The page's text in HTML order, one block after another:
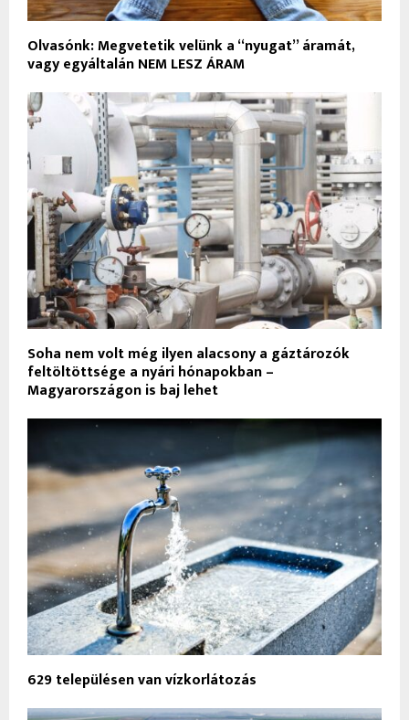
Olvasónk: Megvetetik velünk a “nyugat” áramát,
vagy egyáltalán NEM LESZ ÁRAM
Soha nem volt még ilyen alacsony a gáztározók
feltöltöttsége a nyári hónapokban –
Magyarországon is baj lehet
629 településen van vízkorlátozás